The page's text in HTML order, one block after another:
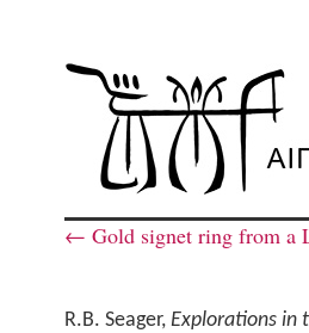
← Gold signet ring from a
R.B. Seager, Explorations in